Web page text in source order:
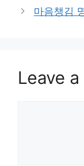
마음챙김
Leave